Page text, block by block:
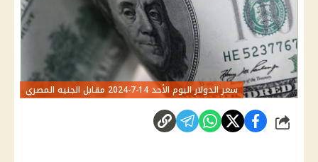
سعر الدولار اليوم الأحد 14-7-2024 مقابل الجنيه المصري
شارك